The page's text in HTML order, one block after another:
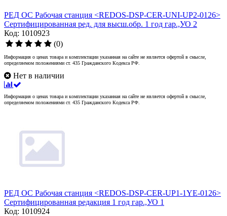
РЕД ОС Рабочая станция <REDOS-DSP-CER-UNI-UP2-0126>
Сертифицированная ред. для высш.обр. 1 год гар.,УО 2
Код: 1010923
(0)
Информация о ценах товара и комплектации указанная на сайте не является офертой в смысле,
определяемом положениями ст. 435 Гражданского Кодекса РФ.
Нет в наличии
Информация о ценах товара и комплектации указанная на сайте не является офертой в смысле,
определяемом положениями ст. 435 Гражданского Кодекса РФ.
РЕД ОС Рабочая станция <REDOS-DSP-CER-UP1-1YE-0126>
Сертифицированная редакция 1 год гар.,УО 1
Код: 1010924